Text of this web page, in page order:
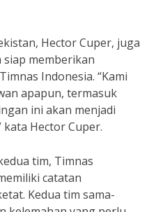
Hector Cuper, juga
siap memberikan
Indonesia. “Kami
apapun, termasuk
ini akan menjadi
Hector Cuper.
tim, Timnas
catatan
Kedua tim sama-